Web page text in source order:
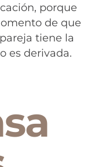
porque
de que
tiene la
es derivada.